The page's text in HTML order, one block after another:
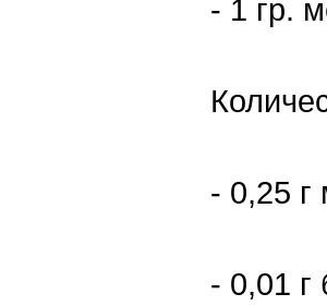
- 1 гр.
- 0,25
- 0,01 г